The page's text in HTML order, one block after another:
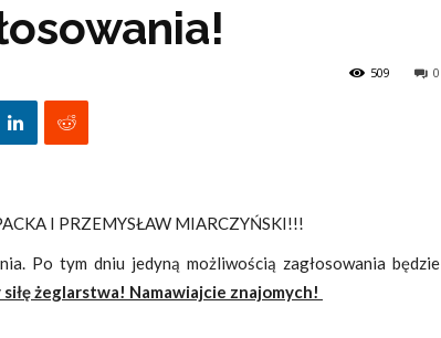
0
509
I PRZEMYSŁAW MIARCZYŃSKI!!!
Po tym dniu jedyną możliwością zagłosowania będzie
siłę żeglarstwa! Namawiajcie znajomych!